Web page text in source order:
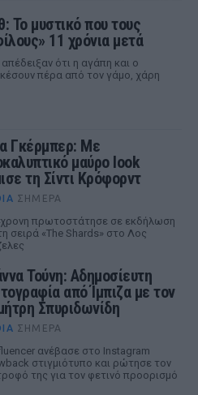
Το μυστικό που τους
11 χρόνια μετά
ότι η αγάπη και ο
πέρα από τον γάμο, χάρη
Γκέρμπερ: Με
μαύρο look
τη Σίντι Κρόφορντ
ΣΉΜΕΡΑ
πρωτοστάτησε σε εκδήλωση
σειρά «The Shards» στο Λος
Τούνη: Αδημοσίευτη
από Ίμπιζα με τον
Σπυριδωνίδη
ΣΉΜΕΡΑ
ανέβασε στο Instagram
στιγμιότυπο και ρώτησε τον
της για τον φετινό προορισμό